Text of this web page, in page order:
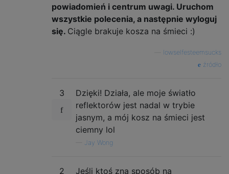
powiadomień i centrum uwagi. Uruchom
wszystkie polecenia, a następnie wyloguj
się. Ciągle brakuje kosza na śmieci :)
lowselfesteemsucks
źródło
3
Dzięki! Działa, ale moje światło
reflektorów jest nadal w trybie
jasnym, a mój kosz na śmieci jest
ciemny lol
Jay Wong
2 Jeśli ktoś zna sposób na